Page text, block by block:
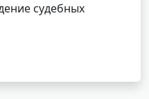
судебных